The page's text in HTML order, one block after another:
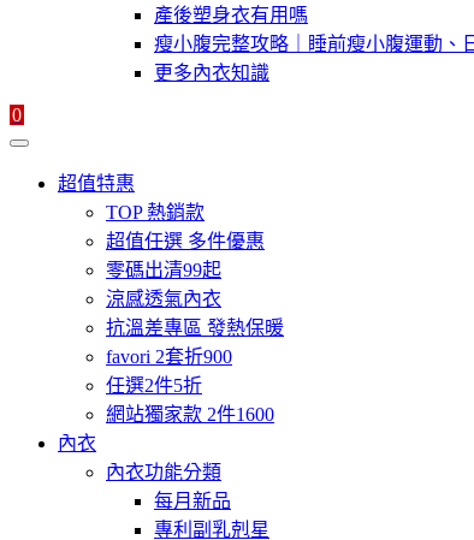
產後塑身衣有用嗎
瘦小腹完整攻略｜睡前瘦小腹運動、
更多內衣知識
0
超值特惠
TOP 熱銷款
超值任選 多件優惠
零碼出清99起
涼感透氣內衣
抗溫差專區 發熱保暖
favori 2套折900
任選2件5折
網站獨家款 2件1600
內衣
內衣功能分類
每月新品
專利副乳剋星